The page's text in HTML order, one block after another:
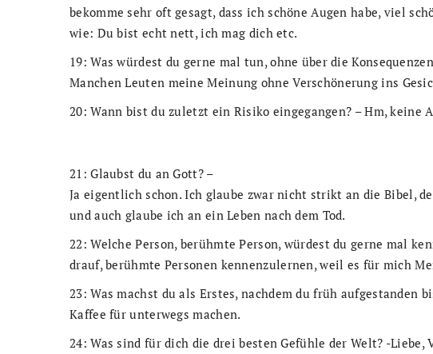
bekomme sehr oft gesagt, dass ich schöne Augen habe, viel
wie: Du bist echt nett, ich mag dich etc.
19: Was würdest du gerne mal tun, ohne über die
Manchen Leuten meine Meinung ohne Verschönerung ins
20: Wann bist du zuletzt ein Risiko eingegangen? – Hm, keine
21: Glaubst du an Gott? –
Ja eigentlich schon. Ich glaube zwar nicht strikt an die Bibel,
und auch glaube ich an ein Leben nach dem Tod.
22: Welche Person, berühmte Person, würdest du gerne mal
drauf, berühmte Personen kennenzulernen, weil es für mich
23: Was machst du als Erstes, nachdem du früh aufgestanden
Kaffee für unterwegs machen.
24: Was sind für dich die drei besten Gefühle der Welt? -Liebe,